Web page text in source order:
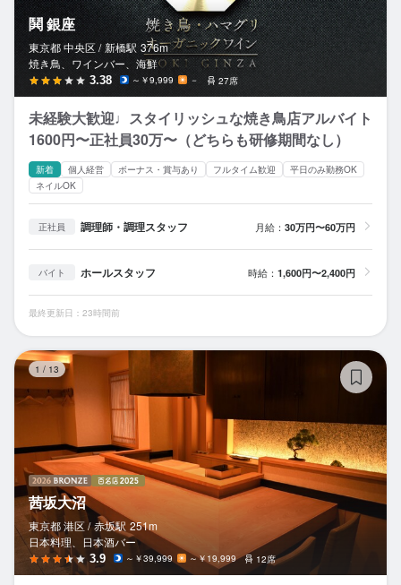
鬨 銀座
東京都 中央区 / 新橋駅 376m
焼き鳥、ワインバー、海鮮
3.38 ～￥9,999 － 27席
未経験大歓迎♩スタイリッシュな焼き鳥店アルバイト
1600円〜正社員30万〜（どちらも研修期間なし）
新着 個人経営 ボーナス・賞与あり フルタイム歓迎
平日のみ勤務OK
ネイルOK
正社員 調理師・調理スタッフ 月給： 30万円〜60万円
バイト ホールスタッフ 時給： 1,600円〜2,400円
最終更新日：23時間前
1 / 13
茜坂大沼
東京都 港区 / 赤坂駅 251m
日本料理、日本酒バー
3.9 ～￥39,999 ～￥19,999 12席